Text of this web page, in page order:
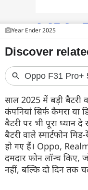
Year Ender 2025
साल 2025 में बड़ी बैटरी
कंपनियां सिर्फ कैमरा या
बैटरी पर भी पूरा ध्यान
बैटरी वाले स्मार्टफोन
हो गए हैं। Oppo,
दमदार फोन लॉन्च किए,
नहीं, बल्कि दो दिन तक